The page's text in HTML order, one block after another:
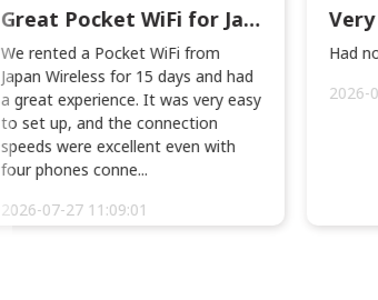
Great Pocket WiFi for Japan Travel
We rented a Pocket WiFi from
Japan Wireless for 15 days and had
a great experience. It was very easy
to set up, and the connection
speeds were excellent even with
four phones conne...
2026-07-27 11:09:01
Had
2026-